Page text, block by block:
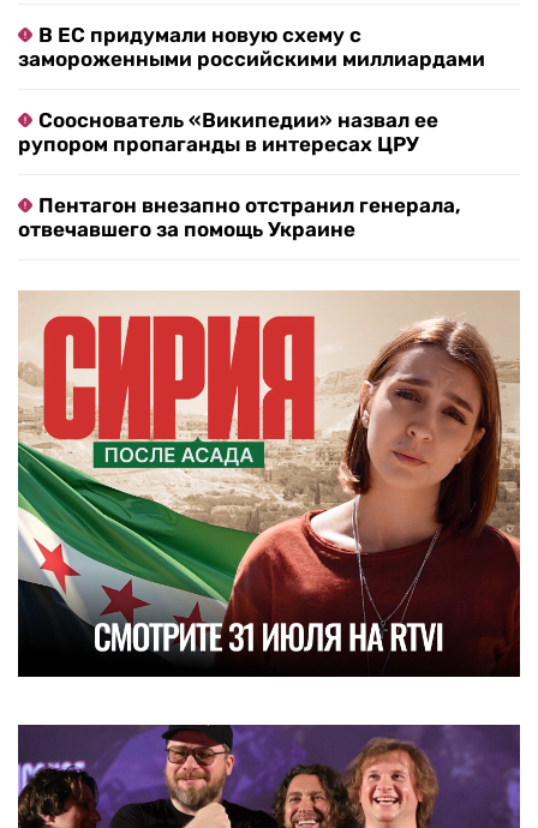
В ЕС придумали новую схему с
замороженными российскими миллиардами
Сооснователь «Википедии» назвал ее
рупором пропаганды в интересах ЦРУ
Пентагон внезапно отстранил генерала,
отвечавшего за помощь Украине